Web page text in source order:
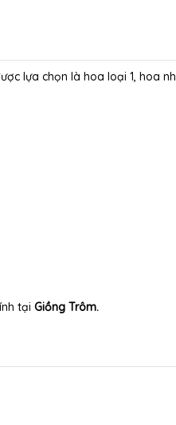
lựa chọn là hoa loại 1, hoa
tại Giồng Trôm.